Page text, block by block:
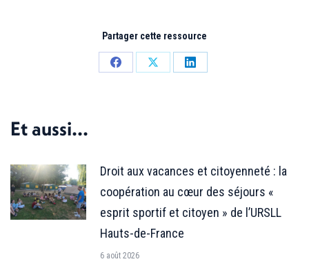
Partager cette ressource
PartagerPartagerPartager
Et aussi...
Droit aux vacances et citoyenneté : la
coopération au cœur des séjours «
esprit sportif et citoyen » de l’URSLL
Hauts-de-France
6 août 2026